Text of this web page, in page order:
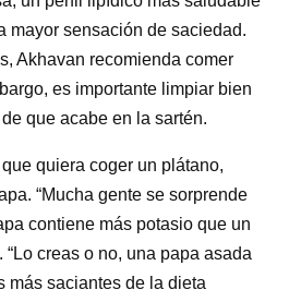
mayor sensación de saciedad.
Akhavan recomienda comer
es importante limpiar bien
que acabe en la sartén.
quiera coger un plátano,
“Mucha gente se sorprende
contiene más potasio que un
“Lo creas o no, una papa asada
más saciantes de la dieta